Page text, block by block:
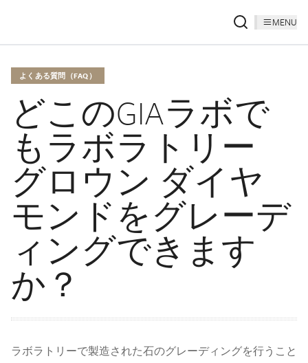
MENU
よくある質問（FAQ）
どこのGIAラボで
もラボラトリー
グロウン ダイヤ
モンドをグレーデ
ィングできます
か？
ラボラトリーで製造された石のグレーディングを行うこと